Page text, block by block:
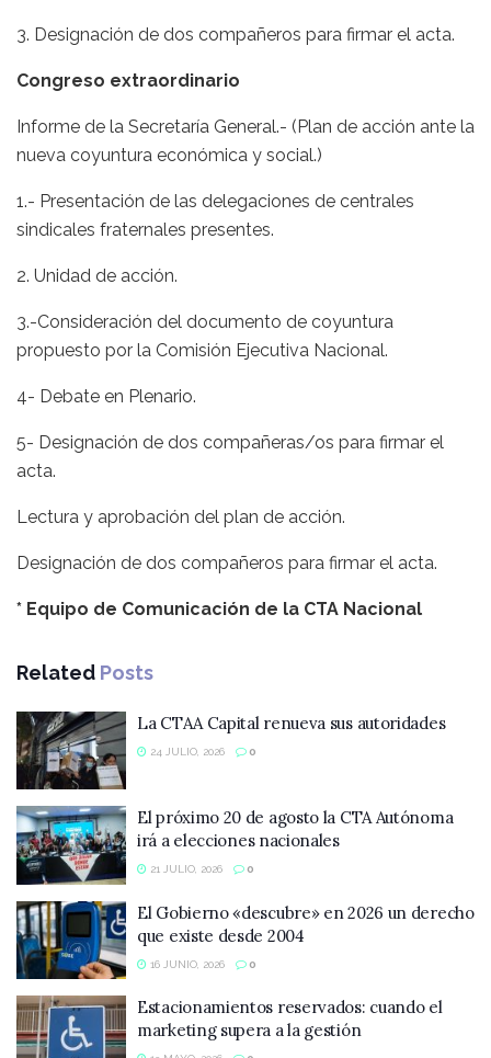
3. Designación de dos compañeros para firmar el acta.
Congreso extraordinario
Informe de la Secretaría General.- (Plan de acción ante la
nueva coyuntura económica y social.)
1.- Presentación de las delegaciones de centrales
sindicales fraternales presentes.
2. Unidad de acción.
3.-Consideración del documento de coyuntura
propuesto por la Comisión Ejecutiva Nacional.
4- Debate en Plenario.
5- Designación de dos compañeras/os para firmar el
acta.
Lectura y aprobación del plan de acción.
Designación de dos compañeros para firmar el acta.
* Equipo de Comunicación de la CTA Nacional
Related Posts
La CTAA Capital renueva sus autoridades
24 JULIO, 2026 0
El próximo 20 de agosto la CTA Autónoma
irá a elecciones nacionales
21 JULIO, 2026 0
El Gobierno «descubre» en 2026 un derecho
que existe desde 2004
16 JUNIO, 2026 0
Estacionamientos reservados: cuando el
marketing supera a la gestión